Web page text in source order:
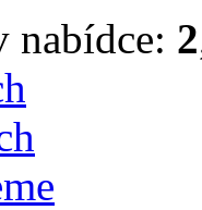
nabídce: 2